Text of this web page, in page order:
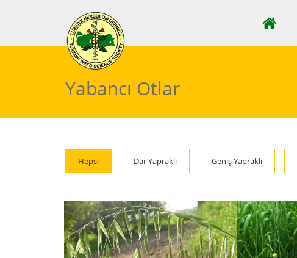
Yabancı Otlar
Hepsi Dar Yapraklı Geniş Yapraklı